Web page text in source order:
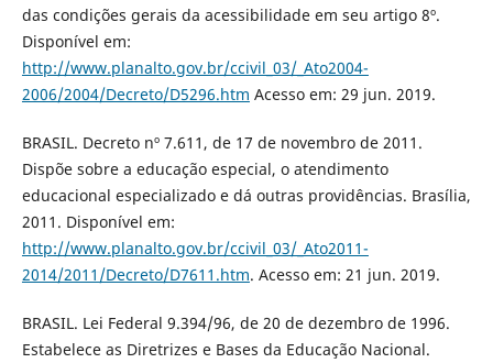
das condições gerais da acessibilidade em seu artigo 8º.
Disponível em:
http://www.planalto.gov.br/ccivil_03/_Ato2004-
2006/2004/Decreto/D5296.htm Acesso em: 29 jun. 2019.
BRASIL. Decreto nº 7.611, de 17 de novembro de 2011.
Dispõe sobre a educação especial, o atendimento
educacional especializado e dá outras providências. Brasília,
2011. Disponível em:
http://www.planalto.gov.br/ccivil_03/_Ato2011-
2014/2011/Decreto/D7611.htm. Acesso em: 21 jun. 2019.
BRASIL. Lei Federal 9.394/96, de 20 de dezembro de 1996.
Estabelece as Diretrizes e Bases da Educação Nacional.